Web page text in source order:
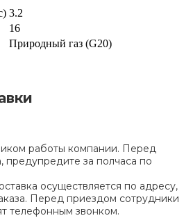
3.2
16
Природный газ (G20)
работы компании. Перед
предупредите за полчаса по
осуществляется по адресу,
Перед приездом сотрудники
телефонным звонком.